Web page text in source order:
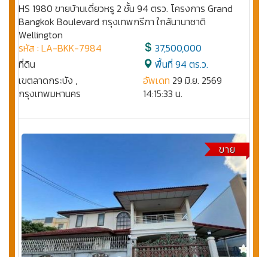
HS 1980 ขายบ้านเดี่ยวหรู 2 ชั้น 94 ตรว. โครงการ Grand
Bangkok Boulevard กรุงเทพกรีฑา ใกล้นานาชาติ
Wellington
รหัส : LA-BKK-7984
ที่ดิน
เขตลาดกระบัง ,
กรุงเทพมหานคร
37,500,000
พื้นที่ 94 ตร.ว.
อัพเดท 29 มิ.ย. 2569
14:15:33 น.
ขาย